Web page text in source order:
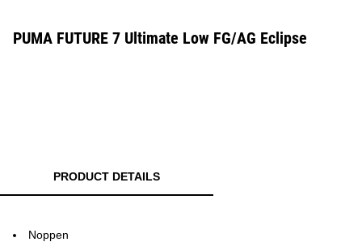
PUMA FUTURE 7 Ultimate Low FG/AG Eclipse
PRODUCT DETAILS
Noppen